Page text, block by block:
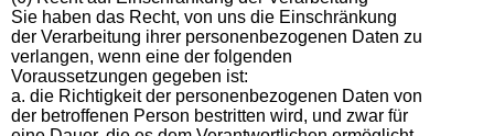
Sie haben das Recht, von uns die Einschränkung
der Verarbeitung ihrer personenbezogenen Daten zu
verlangen, wenn eine der folgenden
Voraussetzungen gegeben ist:
a. die Richtigkeit der personenbezogenen Daten von
der betroffenen Person bestritten wird, und zwar für